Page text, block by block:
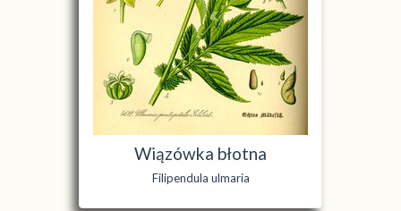
Wiązówka błotna
Filipendula ulmaria